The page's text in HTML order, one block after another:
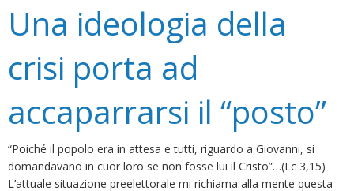
Una ideologia della
crisi porta ad
accaparrarsi il “posto”
“Poiché il popolo era in attesa e tutti, riguardo a Giovanni, si
domandavano in cuor loro se non fosse lui il Cristo”…(Lc 3,15) .
L’attuale situazione preelettorale mi richiama alla mente questa